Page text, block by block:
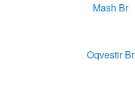
Mash Br
Oqvestir Br